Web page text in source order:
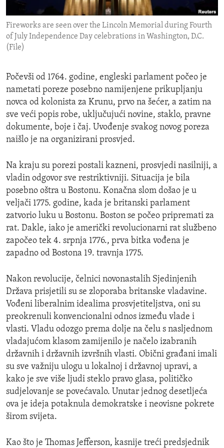
ENVIRONMENT AND HEALTH
IDEALS AND INSTITUTIONS
Fireworks are seen over the Lincoln Memorial during Fourth
of July Independence Day celebrations in Washington, D.C.
(File)
Počevši od 1764. godine, engleski parlament počeo je
nametati poreze posebno namijenjene prikupljanju
novca od kolonista za Krunu, prvo na šećer, a zatim na
sve veći popis robe, uključujući novine, staklo, pravne
dokumente, boje i čaj. Uvođenje svakog novog poreza
naišlo je na organizirani prosvjed.
Na kraju su porezi postali kazneni, prosvjedi nasilniji, a
vladin odgovor sve restriktivniji. Situacija je bila
posebno oštra u Bostonu. Konačna slom došao je u
veljači 1775. godine, kada je britanski parlament
zatvorio luku u Bostonu. Boston se počeo pripremati za
rat. Dakle, iako je američki revolucionarni rat službeno
započeo tek 4. srpnja 1776., prva bitka vođena je
zapadno od Bostona 19. travnja 1775.
Nakon revolucije, čelnici novonastalih Sjedinjenih
Država prisjetili su se zloporaba britanske vladavine.
Vođeni liberalnim idealima prosvjetiteljstva, oni su
preokrenuli konvencionalni odnos između vlade i
vlasti. Vladu odozgo prema dolje na čelu s nasljednom
vladajućom klasom zamijenilo je načelo izabranih
državnih i državnih izvršnih vlasti. Obični građani imali
su sve važniju ulogu u lokalnoj i državnoj upravi, a
kako je sve više ljudi steklo pravo glasa, političko
sudjelovanje se povećavalo. Unutar jednog desetljeća
ova je ideja potaknula demokratske i neovisne pokrete
širom svijeta.
Kao što je Thomas Jefferson, kasnije treći predsjednik